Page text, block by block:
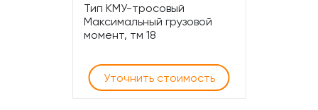
Тип КМУ-тросовый
Максимальный грузовой
момент, тм 18
Уточнить стоимость